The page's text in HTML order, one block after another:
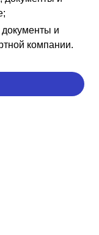
и
компании.